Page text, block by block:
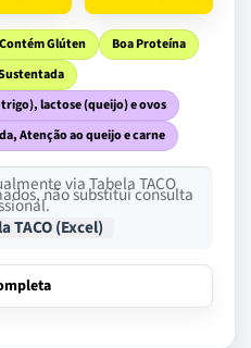
Contém Glúten
Boa Proteína
lactose (queijo) e ovos
Atenção ao queijo e carne
via Tabela TACO
não substitui consulta
TACO (Excel)